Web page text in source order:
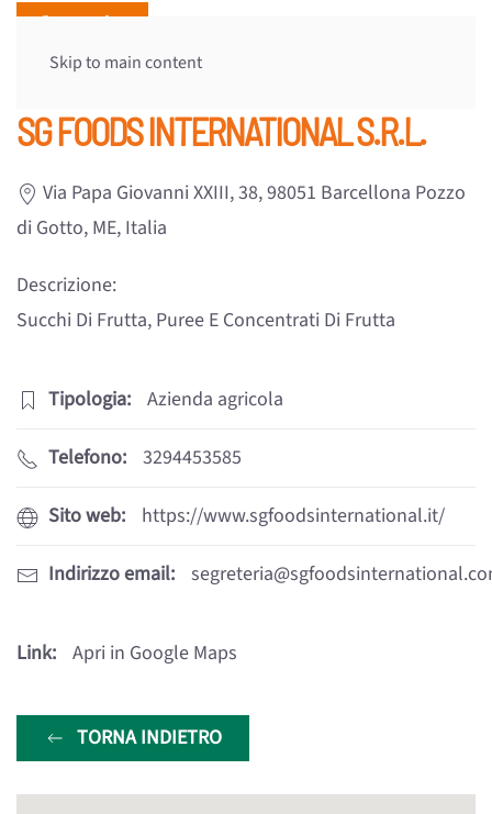
Skip to main content
SG FOODS INTERNATIONAL S.R.L.
Via Papa Giovanni XXIII, 38, 98051 Barcellona Pozzo
di Gotto, ME, Italia
Descrizione:
Succhi Di Frutta, Puree E Concentrati Di Frutta
Tipologia: Azienda agricola
Telefono: 3294453585
Sito web: https://www.sgfoodsinternational.it/
Indirizzo email:
Link: Apri in Google Maps
TORNA INDIETRO